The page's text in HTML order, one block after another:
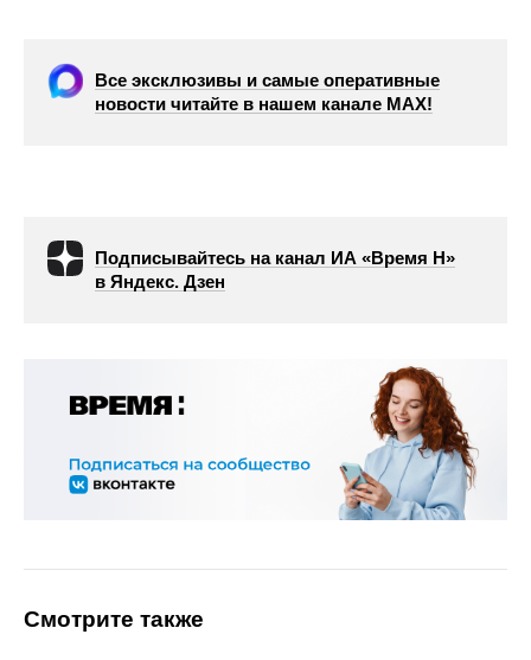
Все эксклюзивы и самые оперативные
новости читайте в нашем канале МАХ!
Подписывайтесь на канал ИА «Время Н»
в Яндекс. Дзен
Смотрите также